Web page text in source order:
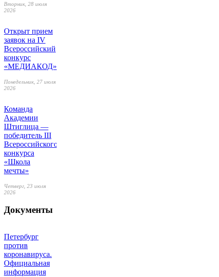
Вторник, 28 июля
2026
Открыт прием
заявок на IV
Всероссийский
конкурс
«МЕДИАКОД»
Понедельник, 27 июля
2026
Команда
Академии
Штиглица —
победитель III
Всероссийского
конкурса
«Школа
мечты»
Четверг, 23 июля
2026
Документы
Петербург
против
коронавируса.
Официальная
информация